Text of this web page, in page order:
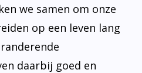
we samen om onze
op een leven lang
daarbij goed en